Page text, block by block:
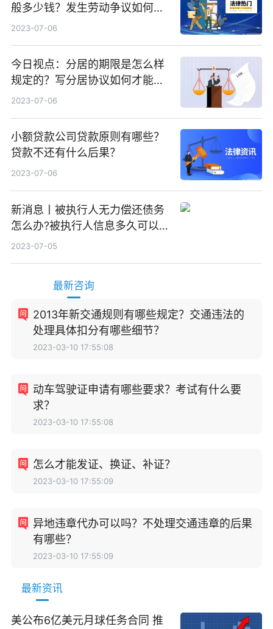
般多少钱？发生劳动争议如何算
工资？
2023-07-06
今日视点：分居的期限是怎么样
规定的？写分居协议如何才能有
效？
2023-07-06
小额贷款公司贷款原则有哪些？
贷款不还有什么后果？
2023-07-06
新消息丨被执行人无力偿还债务
怎么办?被执行人信息多久可以
消除?
2023-07-05
最新咨询
2013年新交通规则有哪些规定？交通违法的
处理具体扣分有哪些细节？
2023-03-10 17:55:08
动车驾驶证申请有哪些要求？考试有什么要
求？
2023-03-10 17:55:08
怎么才能发证、换证、补证？
2023-03-10 17:55:09
异地违章代办可以吗？不处理交通违章的后果
有哪些？
2023-03-10 17:55:09
最新资讯
美公布6亿美元月球任务合同 推